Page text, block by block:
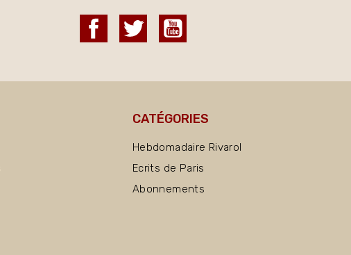
Facebook Twitter
CATÉGORIES
Hebdomadaire Rivarol
Ecrits de Paris
Abonnements